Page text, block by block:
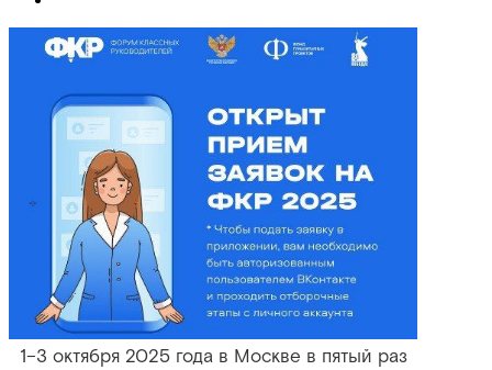
1–3 октября 2025 года в Москве в пятый раз